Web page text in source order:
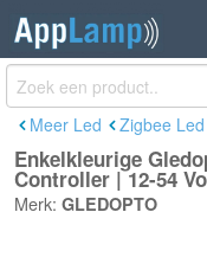
Zigbee
270 Watt
€25,95
Meer Led Zigbee
Enkelkleurige
Controller | 12-54
Merk:GLEDOPTO